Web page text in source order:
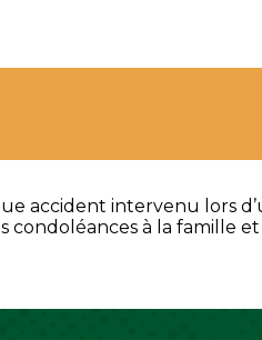
accident intervenu lors
condoléances à la famille